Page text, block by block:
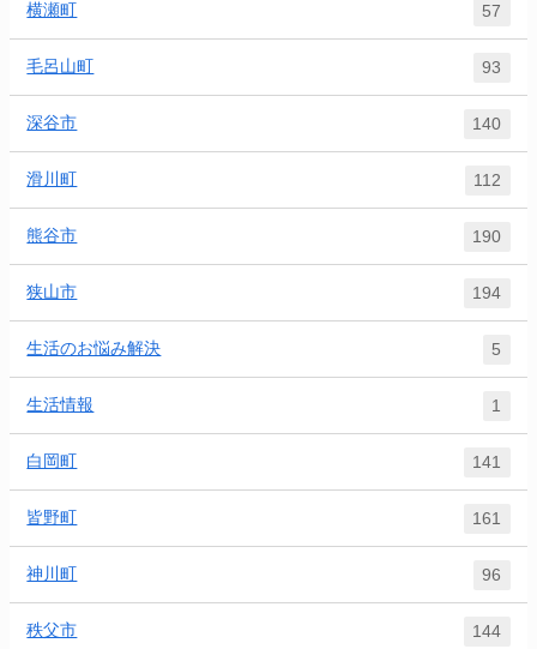
横瀬町 57
毛呂山町 93
深谷市 140
滑川町 112
熊谷市 190
狭山市 194
生活のお悩み解決 5
生活情報 1
白岡町 141
皆野町 161
神川町 96
秩父市 144